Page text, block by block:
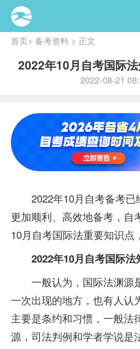
首页> 备考资料> 正文
2022年10月自考国际
2022-08-21
2022年10月自考备考已
更加顺利、高效地备考，自
10月自考国际法重要知识点
2022年10月自考国际
一般认为，国际法渊源
一次出现的地方，也有人认
主要是条约和习惯，一般法
源，司法判例和学者学说是